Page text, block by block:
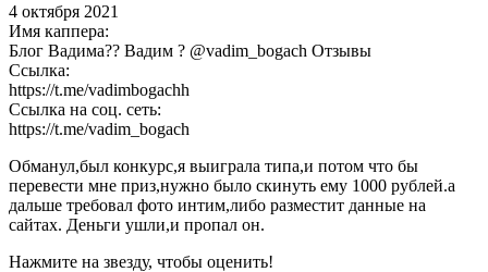
4 октября 2021
Имя каппера:
Блог Вадима?? Вадим ? @vadim_bogach Отзывы
Ссылка:
https://t.me/vadimbogachh
Ссылка на соц. сеть:
https://t.me/vadim_bogach
Обманул,был конкурс,я выиграла типа,и потом что бы
перевести мне приз,нужно было скинуть ему 1000 рублей.а
дальше требовал фото интим,либо разместит данные на
сайтах. Деньги ушли,и пропал он.
Нажмите на звезду, чтобы оценить!